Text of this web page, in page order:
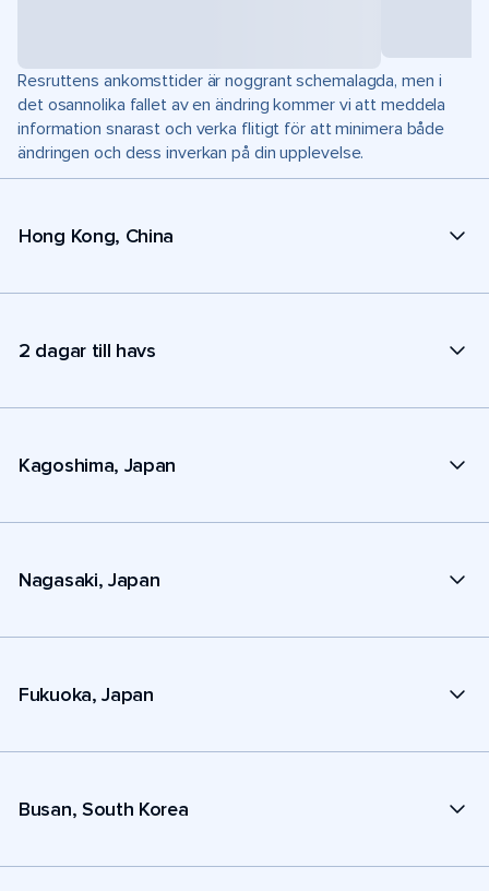
Resruttens ankomsttider är noggrant schemalagda, men i
det osannolika fallet av en ändring kommer vi att meddela
information snarast och verka flitigt för att minimera både
ändringen och dess inverkan på din upplevelse.
Hong Kong, China
2 dagar till havs
Kagoshima, Japan
Nagasaki, Japan
Fukuoka, Japan
Busan, South Korea